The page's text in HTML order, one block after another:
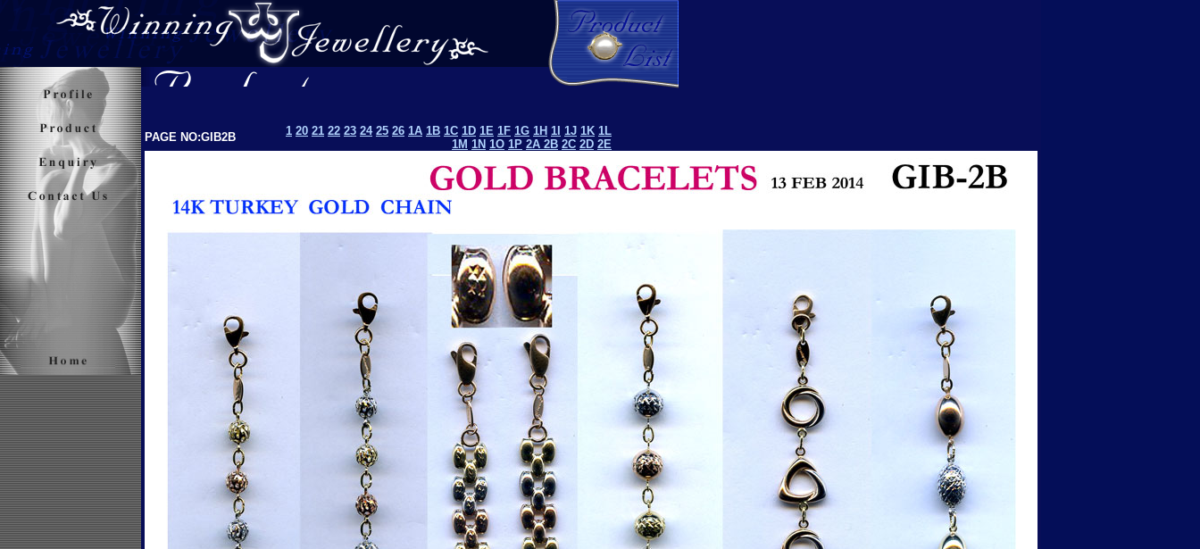
PAGE NO:GIB2B 1 20 21 22 23 24 25 26 1A 1B 1C 1D 1E 1F 1G 1H 1I 1J 1K 1L
1M 1N 1O 1P 2A 2B 2C 2D 2E